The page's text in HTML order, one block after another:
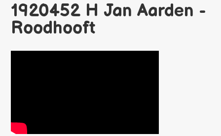
1920452 H Jan Aarden -
Roodhooft